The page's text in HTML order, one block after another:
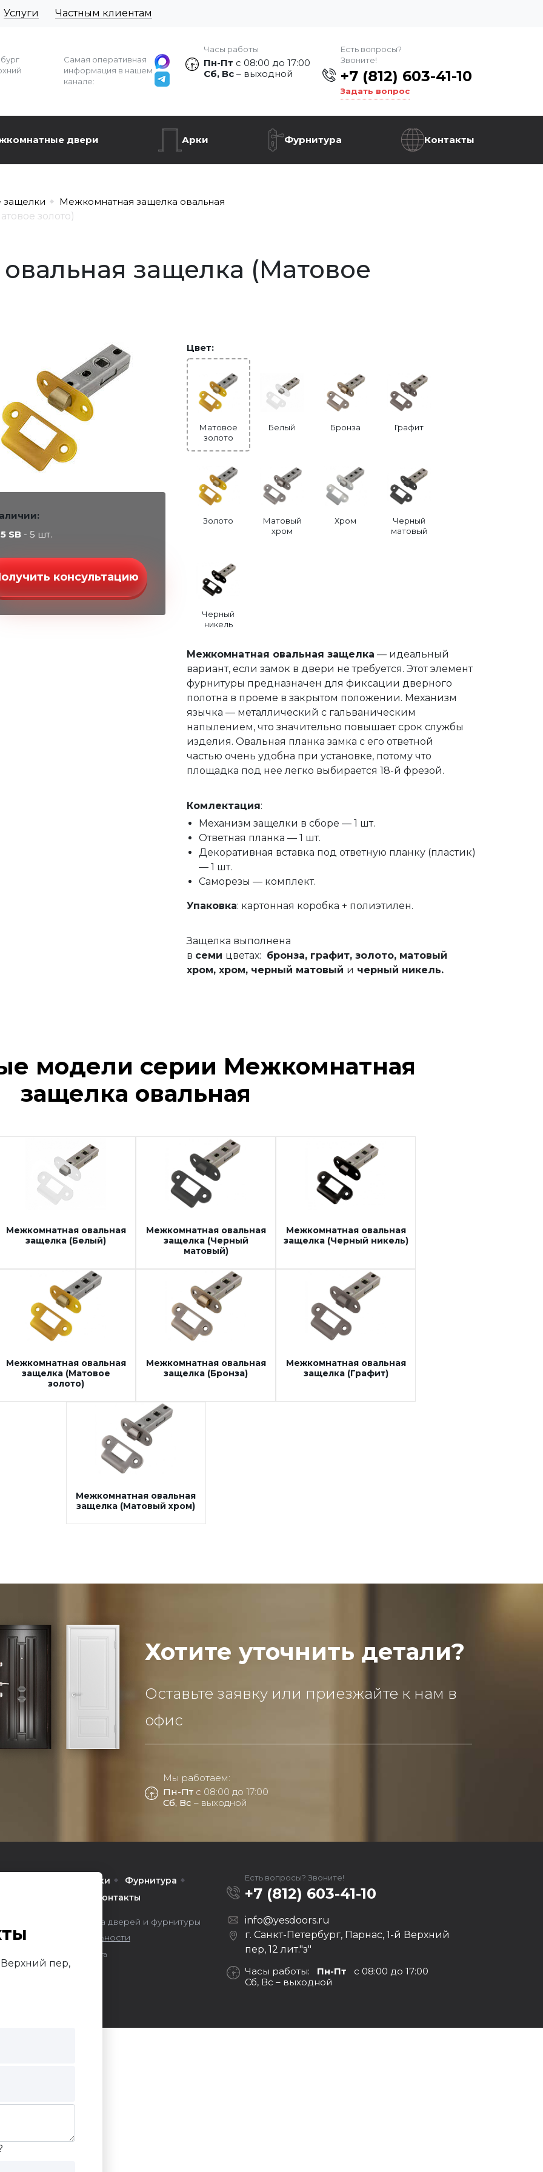
Услуги Частным клиентам
Самая оперативная
информация в нашем
канале:
Часы работы
Пн-Пт с 08:00 до 17:00
Сб, Вс – выходной
Есть вопросы?
Звоните!
+7 (812) 603-41-10
Задать вопрос
двери Арки Фурнитура Контакты
Межкомнатная защелка овальная
золото)
защелка (Матовое
SB - 5 шт.
Получить консультацию
Цвет:
Белый Бронза Графит
Золото
Матовый
хром
Матовое
золото
Хром
Черный
матовый
Черный
никель
Межкомнатная овальная защелка — идеальный
вариант, если замок в двери не требуется. Этот элемент
фурнитуры предназначен для фиксации дверного
полотна в проеме в закрытом положении. Механизм
язычка — металлический с гальваническим
напылением, что значительно повышает срок службы
изделия. Овальная планка замка с его ответной
частью очень удобна при установке, потому что
площадка под нее легко выбирается 18-й фрезой.
Комлектация:
Механизм защелки в сборе — 1 шт.
Ответная планка — 1 шт.
Декоративная вставка под ответную планку (пластик)
— 1 шт.
Саморезы — комплект.
Упаковка: картонная коробка + полиэтилен.
Защелка выполнена
в семи цветах: бронза, графит, золото, матовый
хром, хром, черный матовый и черный никель.
модели серии Межкомнатная
защелка овальная
Межкомнатная овальная
защелка (Белый)
Межкомнатная овальная
защелка (Черный
матовый)
Межкомнатная овальная
защелка (Черный никель)
Межкомнатная овальная
защелка (Матовое
золото)
Межкомнатная овальная
защелка (Бронза)
Межкомнатная овальная
защелка (Графит)
Межкомнатная овальная
защелка (Матовый хром)
Хотите уточнить детали?
Оставьте заявку или приезжайте к нам в
офис
Мы работаем:
Пн-Пт с 08:00 до 17:00
Сб, Вс – выходной
Верхний пер,
Арки
Фурнитура
Контакты
— оптовая продажа дверей и фурнитуры
конфиденциальности
Продвижение сайта
Darvin Studio
Есть вопросы? Звоните!
+7 (812) 603-41-10
info@yesdoors.ru
г. Санкт-Петербург, Парнас, 1-й Верхний
пер, 12 лит."з"
Часы работы: Пн-Пт с 08:00 до 17:00
Сб, Вс – выходной